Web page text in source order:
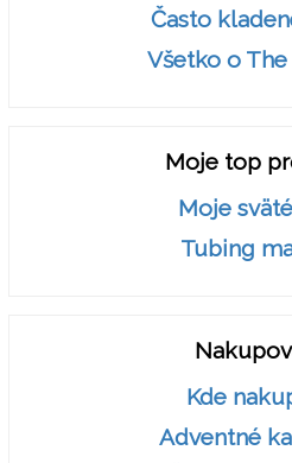
Často
Všetko o
Moje top
Moje
Tubing
Kde
Adventné